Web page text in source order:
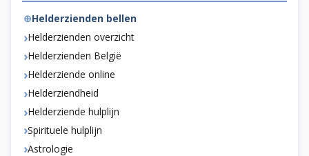
Helderzienden bellen
Helderzienden overzicht
Helderzienden België
Helderziende online
Helderziendheid
Helderziende hulplijn
Spirituele hulplijn
Astrologie